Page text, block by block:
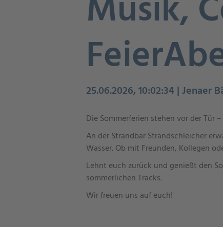
Musik,
25.06.2026, 10:02:34 |
Die Sommerferien stehen vor der Tür
An der Strandbar Strandschleicher
Wasser. Ob mit Freunden, Kollegen
Lehnt euch zurück und genießt den
sommerlichen Tracks.
Wir freuen uns auf euch!